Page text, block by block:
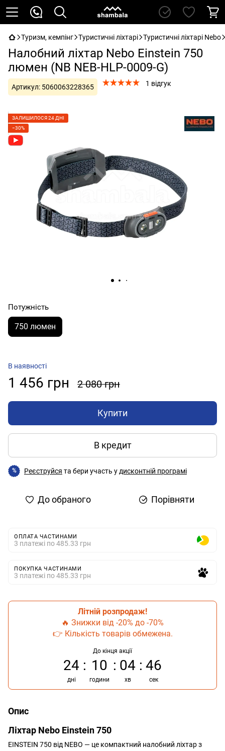
Туризм, кемпінг Туристичні ліхтарі Туристичні ліхтарі Nebo
Налобний ліхтар Nebo Einstein 750
люмен (NB NEB-HLP-0009-G)
Артикул: 5060063228365 1 відгук
ЗАЛИШИЛОСЯ 24 ДНІ
−30%
Потужність
750 люмен
В наявності
1 456 грн 2 080 грн
Купити
В кредит
% Реєструйся та бери участь у дисконтній програмі
До обраного Порівняти
ОПЛАТА ЧАСТИНАМИ
3 платежі по 485.33 грн
ПОКУПКА ЧАСТИНАМИ
3 платежі по 485.33 грн
Літній розпродаж!
🔥 Знижки від -20% до -70%
👉 Кількість товарів обмежена.
До кінця акції
24
дні
10
години
04
хв
45
сек
Опис
Ліхтар Nebo Einstein 750
EINSTEIN 750 від NEBO — це компактний налобний ліхтар з